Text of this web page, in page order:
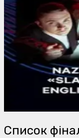
Список